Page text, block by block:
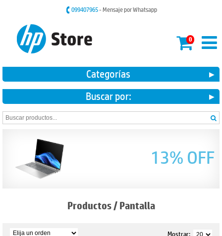
099407965- Mensaje por Whatsapp
0
Categorías
Buscar por:
13% OFF
Productos/Pantalla
Mostrar: